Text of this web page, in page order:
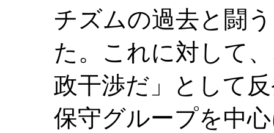
チズムの過去と闘
た。これに対して
政干渉だ」として
保守グループを中